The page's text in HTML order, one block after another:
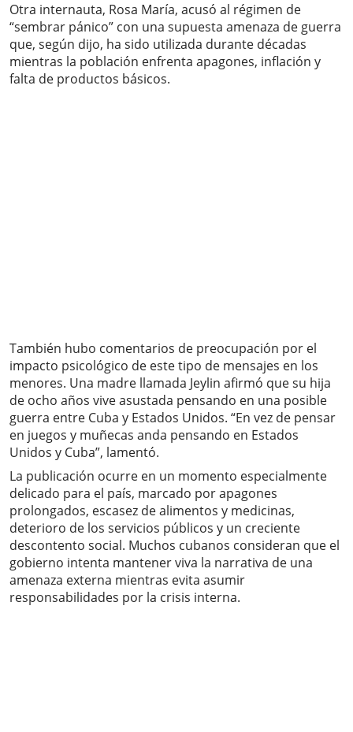
Otra internauta, Rosa María, acusó al régimen de
“sembrar pánico” con una supuesta amenaza de guerra
que, según dijo, ha sido utilizada durante décadas
mientras la población enfrenta apagones, inflación y
falta de productos básicos.
También hubo comentarios de preocupación por el
impacto psicológico de este tipo de mensajes en los
menores. Una madre llamada Jeylin afirmó que su hija
de ocho años vive asustada pensando en una posible
guerra entre Cuba y Estados Unidos. “En vez de pensar
en juegos y muñecas anda pensando en Estados
Unidos y Cuba”, lamentó.
La publicación ocurre en un momento especialmente
delicado para el país, marcado por apagones
prolongados, escasez de alimentos y medicinas,
deterioro de los servicios públicos y un creciente
descontento social. Muchos cubanos consideran que el
gobierno intenta mantener viva la narrativa de una
amenaza externa mientras evita asumir
responsabilidades por la crisis interna.